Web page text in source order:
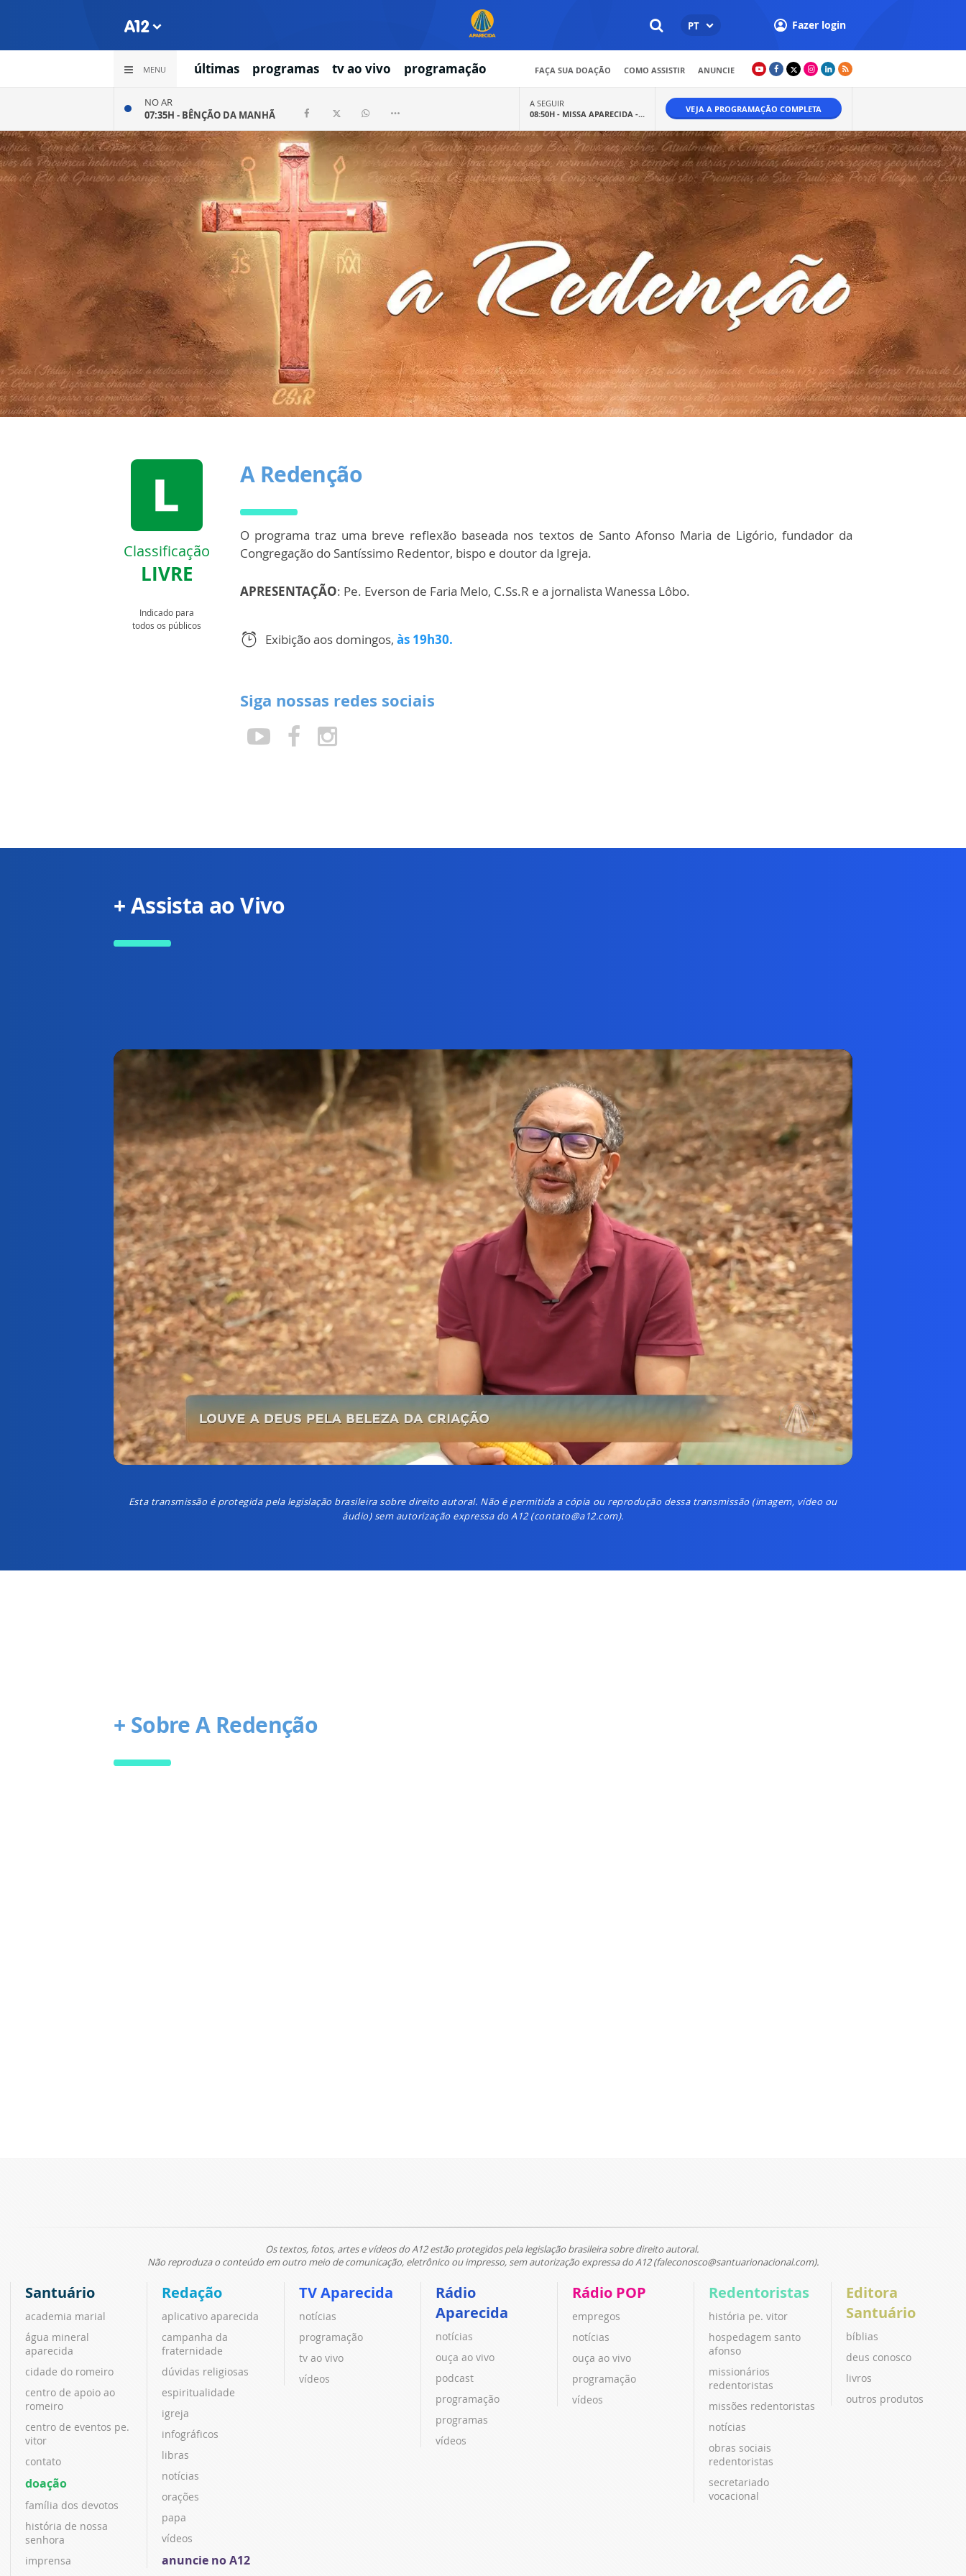
PT Fazer login
MENU últimas programas tv ao vivo programação FAÇA SUA DOAÇÃO COMO ASSISTIR ANUNCIE
NO AR
07:35H - BÊNÇÃO DA MANHÃ
A SEGUIR
08:50H - MISSA APARECIDA -... VEJA A PROGRAMAÇÃO COMPLETA
A Redenção
O programa traz uma breve reflexão baseada nos textos de Santo Afonso Maria de Ligório, fundador da
Congregação do Santíssimo Redentor, bispo e doutor da Igreja.
APRESENTAÇÃO: Pe. Everson de Faria Melo, C.Ss.R e a jornalista Wanessa Lôbo.
Exibição aos domingos, às 19h30.
Siga nossas redes sociais
Classificação
LIVRE
Indicado para
todos os públicos
+ Assista ao Vivo
Esta transmissão é protegida pela legislação brasileira sobre direito autoral. Não é permitida a cópia ou reprodução dessa transmissão (imagem, vídeo ou
áudio) sem autorização expressa do A12 (contato@a12.com).
+ Sobre A Redenção
Os textos, fotos, artes e vídeos do A12 estão protegidos pela legislação brasileira sobre direito autoral.
Não reproduza o conteúdo em outro meio de comunicação, eletrônico ou impresso, sem autorização expressa do A12 (faleconosco@santuarionacional.com).
Santuário
academia marial
água mineral
aparecida
cidade do romeiro
centro de apoio ao
romeiro
centro de eventos pe.
vitor
contato
doação
família dos devotos
história de nossa
senhora
imprensa
Redação
aplicativo aparecida
campanha da
fraternidade
dúvidas religiosas
espiritualidade
igreja
infográficos
libras
notícias
orações
papa
vídeos
anuncie no A12
TV Aparecida
notícias
programação
tv ao vivo
vídeos
Rádio
Aparecida
notícias
ouça ao vivo
podcast
programação
programas
vídeos
Rádio POP
empregos
notícias
ouça ao vivo
programação
vídeos
Redentoristas
história pe. vitor
hospedagem santo
afonso
missionários
redentoristas
missões redentoristas
notícias
obras sociais
redentoristas
secretariado
vocacional
Editora
Santuário
bíblias
deus conosco
livros
outros produtos